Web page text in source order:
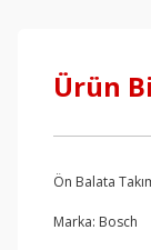
Ürün
Ön Balata
Marka: Bosch